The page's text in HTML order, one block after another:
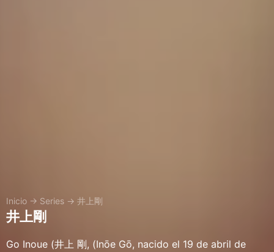
Inicio → Series → 井上剛
井上剛
Go Inoue (井上 剛, (Inōe Gō, nacido el 19 de abril de